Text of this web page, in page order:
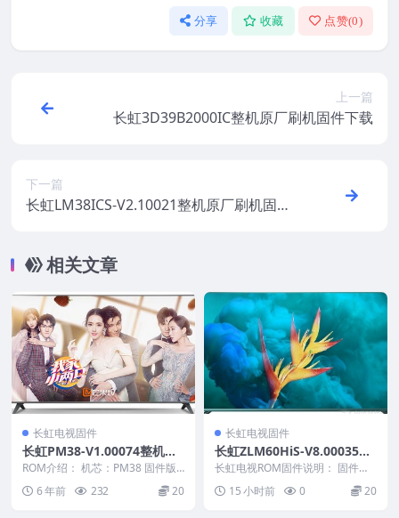
分享 收藏 点赞(0)
上一篇
长虹3D39B2000IC整机原厂刷机固件下载
下一篇
长虹LM38ICS-V2.10021整机原厂刷机固件
相关文章
长虹电视固件
长虹PM38-V1.00074整机原
厂刷机固件下载
ROM介绍： 机芯：PM38 固件版
本：V1.00074 适用机型：请以机
芯为准...
6 年前 232 20
长虹电视固件
长虹ZLM60HiS-V8.00035工
程机_U盘刷机固件
长虹电视ROM固件说明： 固件版
本：V8.00035 固件大小：580 M
升级...15 小时前 0 20